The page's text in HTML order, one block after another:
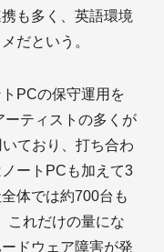
も多く、英語環境
だという。
PCの保守運用を
ーティストの多くが
ており、打ち合わ
ートPCも加えて3
体では約700台も
これだけの量にな
ドウェア障害が発